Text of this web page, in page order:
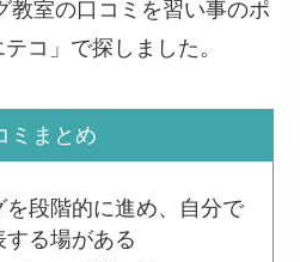
教室の口コミを習い事のポ
コ」で探しました。
ミまとめ
を段階的に進め、自分で
る場がある